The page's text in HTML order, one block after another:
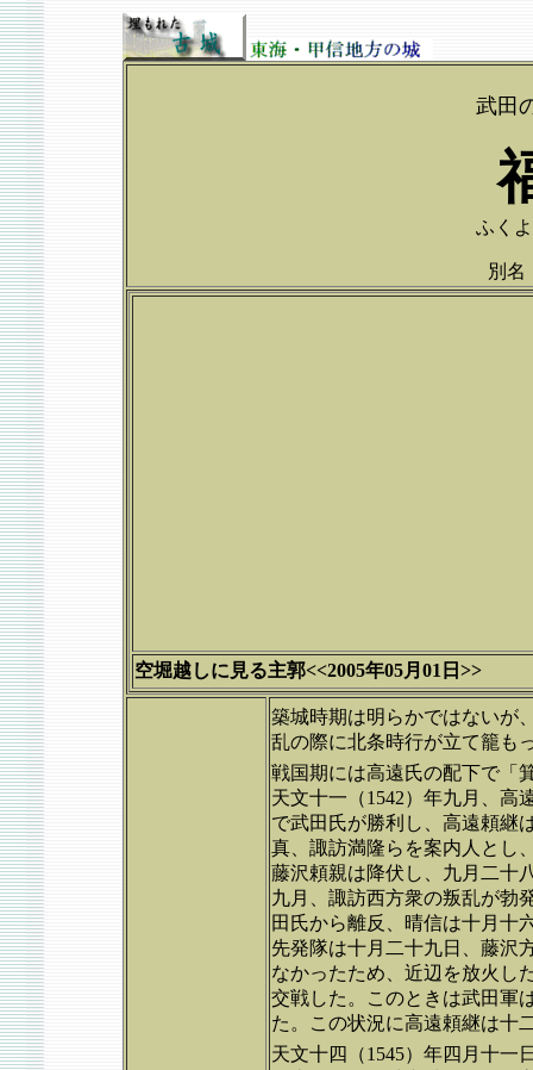
武田
ふく
別名
空堀越しに見る主郭<<2005年05月01日>>
築城時期は明らかではないが
乱の際に北条時行が立て籠も
戦国期には高遠氏の配下で「
天文十一（1542）年九月、高
で武田氏が勝利し、高遠頼継
真、諏訪満隆らを案内人とし
藤沢頼親は降伏し、九月二十
九月、諏訪西方衆の叛乱が勃
田氏から離反、晴信は十月十
先発隊は十月二十九日、藤沢
なかったため、近辺を放火し
交戦した。このときは武田軍
た。この状況に高遠頼継は十
天文十四（1545）年四月十一